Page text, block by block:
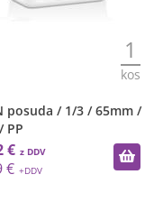
1
kos
posuda / 1/3 / 65mm /
PP
€
€